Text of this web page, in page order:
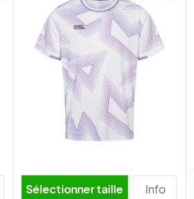
Sélectionner taille Info